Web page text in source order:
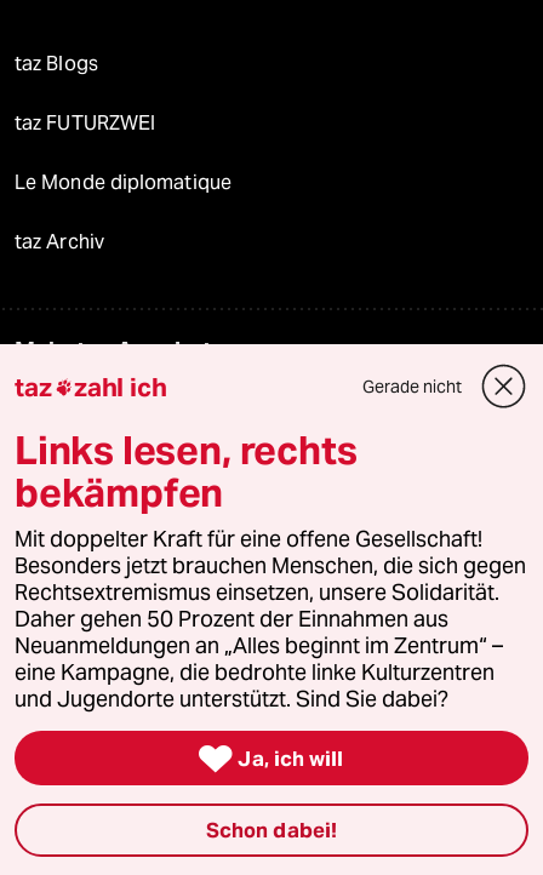
taz Blogs
taz FUTURZWEI
Le Monde diplomatique
taz Archiv
Mehr taz Angebote
Kantine
Shop
Anzeigen
Fragen & Hilfe
Feedback
Aboservice
taz zahl ich Gerade nicht
Links lesen, rechts
bekämpfen
Mit doppelter Kraft für eine offene Gesellschaft!
Besonders jetzt brauchen Menschen, die sich gegen
Rechtsextremismus einsetzen, unsere Solidarität.
Daher gehen 50 Prozent der Einnahmen aus
Neuanmeldungen an „Alles beginnt im Zentrum“ –
eine Kampagne, die bedrohte linke Kulturzentren
und Jugendorte unterstützt. Sind Sie dabei?
 Ja, ich will
Schon dabei!